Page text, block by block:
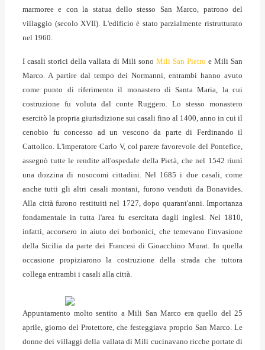
marmoree e con la statua dello stesso San Marco, patrono del
villaggio (secolo XVII). L'edificio è stato parzialmente ristrutturato
nel 1960.
I casali storici della vallata di Mili sono Mili San Pietro e Mili San
Marco. A partire dal tempo dei Normanni, entrambi hanno avuto
come punto di riferimento il monastero di Santa Maria, la cui
costruzione fu voluta dal conte Ruggero. Lo stesso monastero
esercitò la propria giurisdizione sui casali fino al 1400, anno in cui il
cenobio fu concesso ad un vescono da parte di Ferdinando il
Cattolico. L'imperatore Carlo V, col parere favorevole del Pontefice,
assegnò tutte le rendite all'ospedale della Pietà, che nel 1542 riunì
una dozzina di nosocomi cittadini. Nel 1685 i due casali, come
anche tutti gli altri casali montani, furono venduti da Bonavides.
Alla città furono restituiti nel 1727, dopo quarant'anni. Importanza
fondamentale in tutta l'area fu esercitata dagli inglesi. Nel 1810,
infatti, accorsero in aiuto dei borbonici, che temevano l'invasione
della Sicilia da parte dei Francesi di Gioacchino Murat. In quella
occasione propiziarono la costruzione della strada che tuttora
collega entrambi i casali alla città.
Appuntamento molto sentito a Mili San Marco era quello del 25
aprile, giorno del Protettore, che festeggiava proprio San Marco. Le
donne dei villaggi della vallata di Mili cucinavano ricche portate di